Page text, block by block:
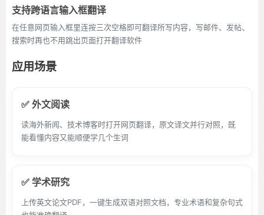
支持跨语言输入框翻译
在任意网页输入框里连按三次空格即可翻译所写内容，写邮件、发帖、
搜索时再也不用跳出页面打开翻译软件
应用场景
✅ 外文阅读
读海外新闻、技术博客时打开网页翻译，原文译文并行对照，既
能看懂内容又能顺便学几个生词
✅ 学术研究
上传英文论文PDF，一键生成双语对照文档，专业术语和复杂句式